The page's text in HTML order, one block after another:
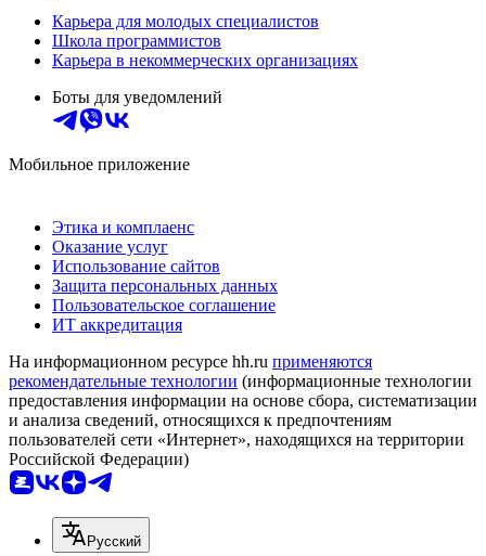
Карьера для молодых специалистов
Школа программистов
Карьера в некоммерческих организациях
Боты для уведомлений
Мобильное приложение
Этика и комплаенс
Оказание услуг
Использование сайтов
Защита персональных данных
Пользовательское соглашение
ИТ аккредитация
На информационном ресурсе hh.ru применяются
рекомендательные технологии (информационные технологии
предоставления информации на основе сбора, систематизации
и анализа сведений, относящихся к предпочтениям
пользователей сети «Интернет», находящихся на территории
Российской Федерации)
Русский